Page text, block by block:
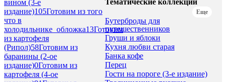
вином (3-е
издание)105Готовим из того
что в
холодильнике_обложка13Готовим
из картофеля
(Рипол)58Готовим из
баранины (2-ое
издание)0Готовим из
картофеля (4-ое
Еще
Бутерброды для
путешественников
Груши и яблоки
Кухня любви старая
Банка кофе
Перец
Гости на пороге (3-е издание)